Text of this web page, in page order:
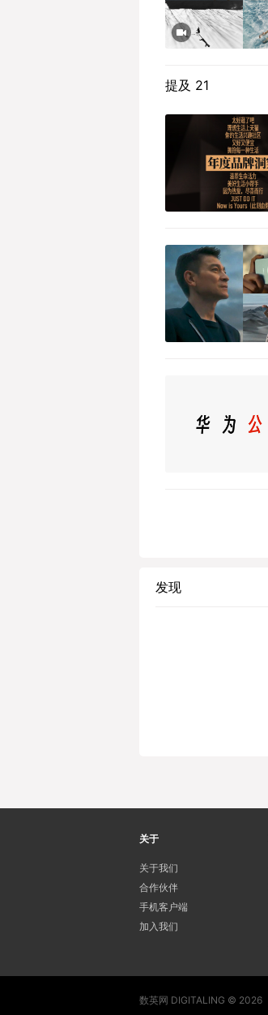
提及 21
发现
关于
关于我们
合作伙伴
手机客户端
加入我们
数英网 DIGITALING © 2026